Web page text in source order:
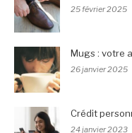
25 février 2025
Mugs : votre
26 janvier 2025
Crédit
24 janvier 2023